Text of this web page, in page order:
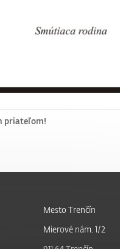
priateľom!
Mesto Trenčín
Mierové nám. 1/2